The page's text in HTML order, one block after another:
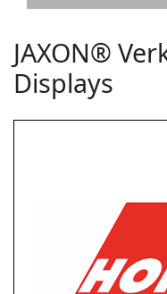
JAXON®
Displays